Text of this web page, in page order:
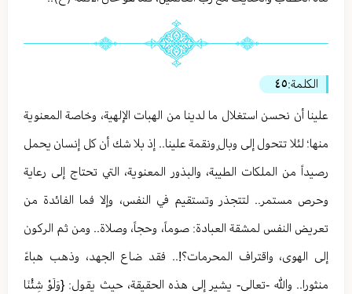
الكلمة:٤٥
علينا أن نحسن استغلال ما لدينا من الهبات الإلهية، وخاصة المعنوية
منها؛ لئلا تتحول إلى وبالٍ ونقمة علينا.. إذ بلا شك أن كل إنسان يحمل
رصيداً من الملكات الطيبة، والبذور المعنوية، التي تحتاج إلى رعاية
وحرص مستمر.. لتتجذر وتستقيم في النفس، وإلا فما الفائدة من
تعريض النفس لمشقة العبادة: صوماً، وحجاً، وصلاة.. ومن ثم الركون
إلى الهوى، واقتراف المحرمات؟!.. فقد ضاع الجهد، وذهب هباءً
منثورا.. والله -تعالى- يشير إلى هذه الحقيقة، حيث يقول: {وَلَوْ شِئْنَا